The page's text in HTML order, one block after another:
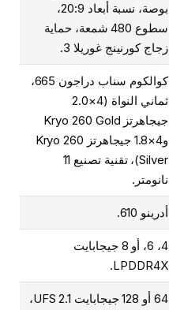
بوصة، نسبة أبعاد 20:9،
سطوع 480 شمعة، حماية
زجاج كورنينج غوريلا 3.
كوالكوم سناب دراجون 665،
ثماني النواة (4×2.0
جيجاهرتز Kryo 260 Gold
و4×1.8 جيجاهرتز Kryo 260
Silver)، تقنية تصنيع 11
نانومتر.
أدرينو 610.
4، 6، أو 8 جيجابايت
LPDDR4X.
64 أو 128 جيجابايت UFS 2.1،